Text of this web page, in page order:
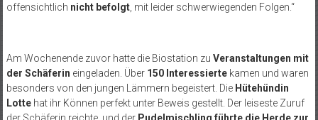
offensichtlich nicht befolgt, mit leider schwerwiegenden Folgen.“
Am Wochenende zuvor hatte die Biostation zu Veranstaltungen mit
der Schäferin eingeladen. Über 150 Interessiertekamen und waren
besonders von den jungen Lämmern begeistert. Die Hütehündin
Lottehat ihr Können perfekt unter Beweis gestellt. Der leiseste Zuruf
der Schäferin reichte, und der Pudelmischling führte die Herde zur